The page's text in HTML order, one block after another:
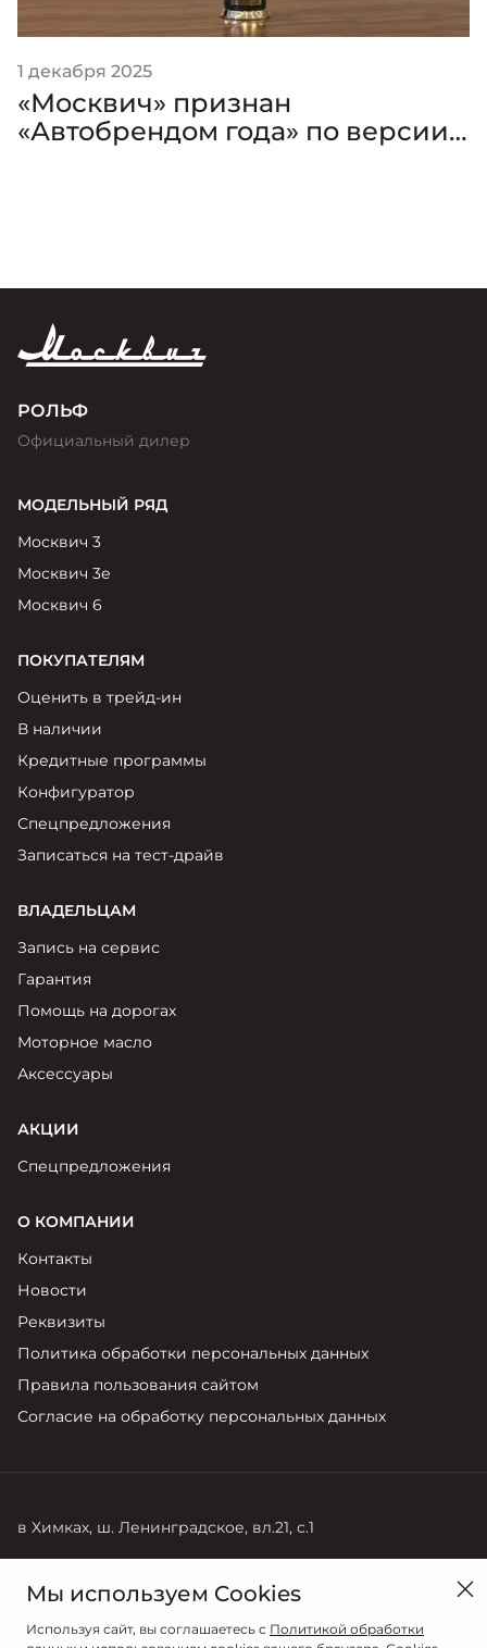
1 декабря 2025
«Москвич» признан
«Автобрендом года» по версии
РОЛЬФ
Официальный дилер
МОДЕЛЬНЫЙ РЯД
Москвич 3
Москвич 3е
Москвич 6
ПОКУПАТЕЛЯМ
Оценить в трейд-ин
В наличии
Кредитные программы
Конфигуратор
Спецпредложения
Записаться на тест-драйв
ВЛАДЕЛЬЦАМ
Запись на сервис
Гарантия
Помощь на дорогах
Моторное масло
Аксессуары
АКЦИИ
Спецпредложения
О КОМПАНИИ
Контакты
Новости
Реквизиты
Политика обработки персональных данных
Правила пользования сайтом
Согласие на обработку персональных данных
в Химках, ш. Ленинградское, вл.21, с.1
+ 7 (495) 788-99-77
Мы используем Cookies
Используя сайт, вы соглашаетесь с Политикой обработки